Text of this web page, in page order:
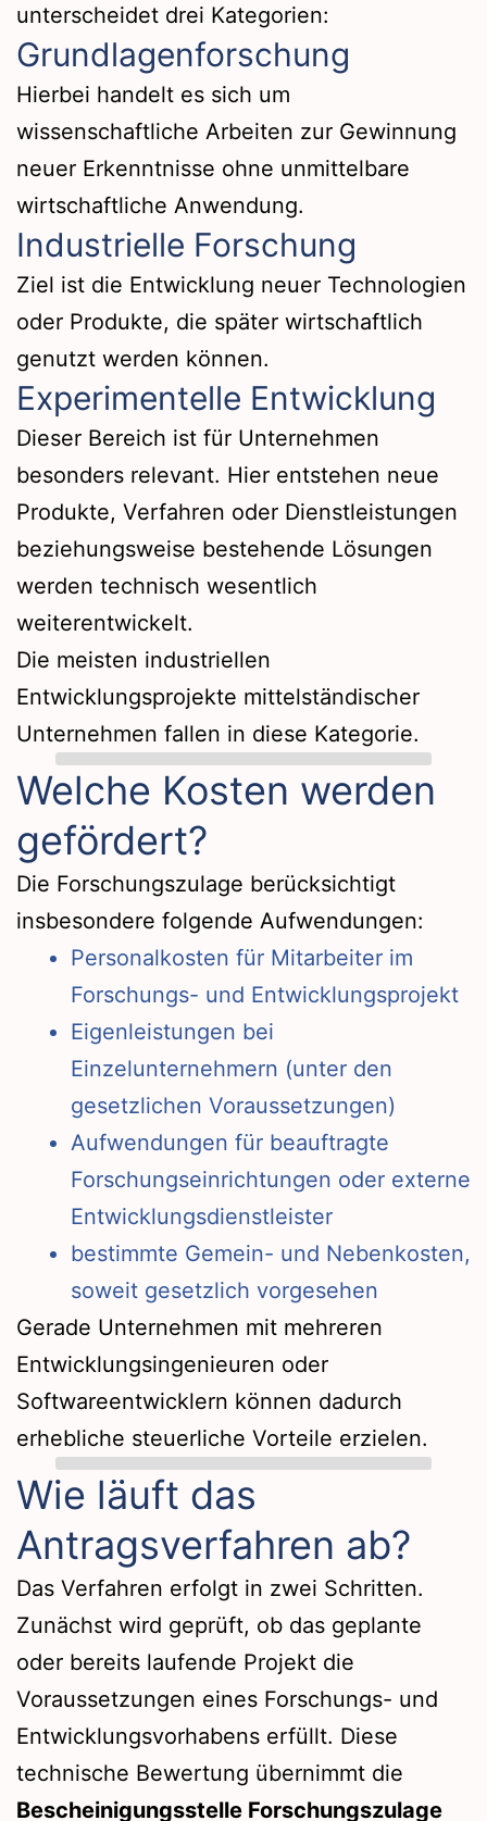
unterscheidet drei Kategorien:
Grundlagenforschung
Hierbei handelt es sich um
wissenschaftliche Arbeiten zur Gewinnung
neuer Erkenntnisse ohne unmittelbare
wirtschaftliche Anwendung.
Industrielle Forschung
Ziel ist die Entwicklung neuer Technologien
oder Produkte, die später wirtschaftlich
genutzt werden können.
Experimentelle Entwicklung
Dieser Bereich ist für Unternehmen
besonders relevant. Hier entstehen neue
Produkte, Verfahren oder Dienstleistungen
beziehungsweise bestehende Lösungen
werden technisch wesentlich
weiterentwickelt.
Die meisten industriellen
Entwicklungsprojekte mittelständischer
Unternehmen fallen in diese Kategorie.
Welche Kosten werden
gefördert?
Die Forschungszulage berücksichtigt
insbesondere folgende Aufwendungen:
Personalkosten für Mitarbeiter im
Forschungs- und Entwicklungsprojekt
Eigenleistungen bei
Einzelunternehmern (unter den
gesetzlichen Voraussetzungen)
Aufwendungen für beauftragte
Forschungseinrichtungen oder externe
Entwicklungsdienstleister
bestimmte Gemein- und Nebenkosten,
soweit gesetzlich vorgesehen
Gerade Unternehmen mit mehreren
Entwicklungsingenieuren oder
Softwareentwicklern können dadurch
erhebliche steuerliche Vorteile erzielen.
Wie läuft das
Antragsverfahren ab?
Das Verfahren erfolgt in zwei Schritten.
Zunächst wird geprüft, ob das geplante
oder bereits laufende Projekt die
Voraussetzungen eines Forschungs- und
Entwicklungsvorhabens erfüllt. Diese
technische Bewertung übernimmt die
Bescheinigungsstelle Forschungszulage